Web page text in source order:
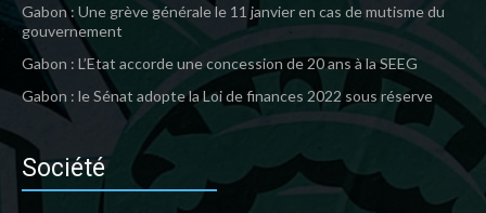
Gabon : Une grève générale le 11 janvier en cas de mutisme du
gouvernement
Gabon : L’Etat accorde une concession de 20 ans à la SEEG
Gabon : le Sénat adopte la Loi de finances 2022 sous réserve
Société